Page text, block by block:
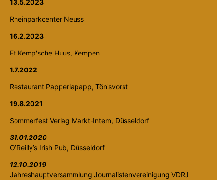
13.5.2023
Rheinparkcenter Neuss
16.2.2023
Et Kemp'sche Huus, Kempen
1.7.2022
Restaurant Papperlapapp, Tönisvorst
19.8.2021
Sommerfest Verlag Markt-Intern, Düsseldorf
31.01.2020
O’Reilly’s Irish Pub, Düsseldorf
12.10.2019
Jahreshauptversammlung Journalistenvereinigung VDRJ